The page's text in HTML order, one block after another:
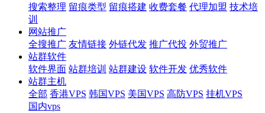
搜索整理 留痕类型 留痕搭建 收费套餐 代理加盟 技术培
训
网站推广
全搜推广 友情链接 外链代发 推广代投 外贸推广
站群软件
软件界面 站群培训 站群建设 软件开发 优秀软件
站群主机
全部 香港VPS 韩国VPS 美国VPS 高防VPS 挂机VPS
国内vps